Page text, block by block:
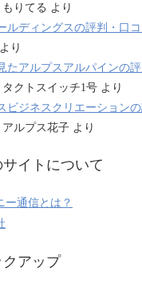
もりてる より
ルディングスの評判・口コ
り
たアルプスアルパインの評
タクトスイッチ1号 より
ビジネスクリエーション
アルプス花子 より
イトについて
ー通信とは？
クアップ